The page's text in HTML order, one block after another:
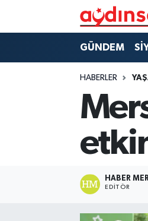
GÜNDEM
HABERLER
HABER
EDITÖR
Nöbetçi Eczaneler
Hava Durumu
Aydin Namaz Vakitleri
Trafik Durumu
Tüm Manşetler